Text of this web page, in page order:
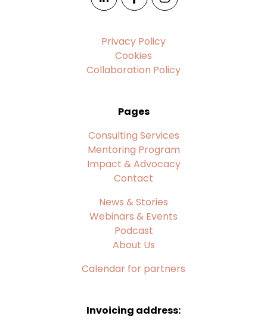
Privacy Policy
Cookies
Collaboration Policy
Pages
Consulting Services
Mentoring Program
Impact & Advocacy
Contact
News & Stories
Webinars & Events
Podcast
About Us
Calendar for partners
Invoicing address: